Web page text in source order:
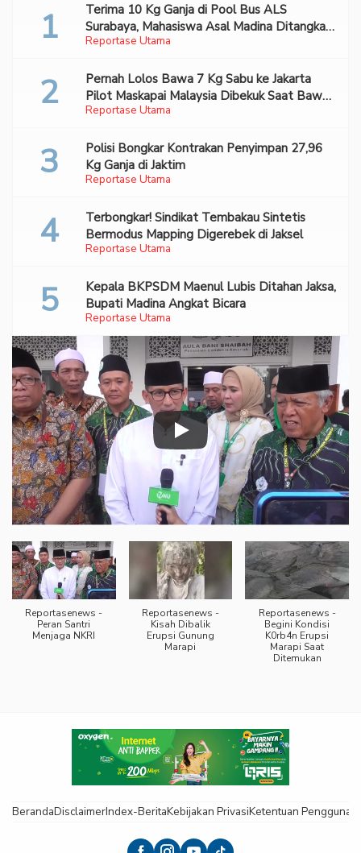
Reportase Utama
Terima 10 Kg Ganja di Pool Bus ALS
Surabaya, Mahasiswa Asal Madina Ditangkap
Bareskrim
Reportase Utama
Pernah Lolos Bawa 7 Kg Sabu ke Jakarta
Pilot Maskapai Malaysia Dibekuk Saat Bawa
70 Ribu Pil Ekstasi Di Bandara Soetta
Reportase Utama
Polisi Bongkar Kontrakan Penyimpan 27,96
Kg Ganja di Jaktim
Reportase Utama
Terbongkar! Sindikat Tembakau Sintetis
Bermodus Mapping Digerebek di Jaksel
Reportase Utama
Kepala BKPSDM Maenul Lubis Ditahan Jaksa,
Bupati Madina Angkat Bicara
Reportasenews -
Peran Santri
Menjaga NKRI
Reportasenews -
Kisah Dibalik
Erupsi Gunung
Marapi
Reportasenews -
Begini Kondisi
K0rb4n Erupsi
Marapi Saat
Ditemukan
BerandaDisclaimerIndex-BeritaKebijakan PrivasiKetentuan Pengguna